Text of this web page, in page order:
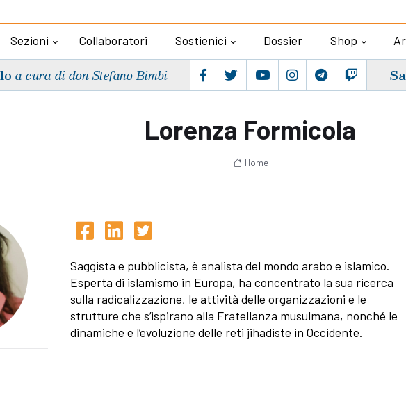
Sezioni Collaboratori Sostienici Dossier Shop
a cura di don Stefano Bimbi
Lorenza Formicola
Home
Saggista e pubblicista, è analista del mondo arabo e islamico.
Esperta di islamismo in Europa, ha concentrato la sua ricerca
sulla radicalizzazione, le attività delle organizzazioni e le
strutture che s’ispirano alla Fratellanza musulmana, nonché le
dinamiche e l’evoluzione delle reti jihadiste in Occidente.